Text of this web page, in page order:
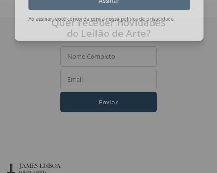
Ao assinar, você concorda com a nossa política de privacidade
Quer receber novidades
do Leilão de Arte?
Nome Completo
Email
Enviar